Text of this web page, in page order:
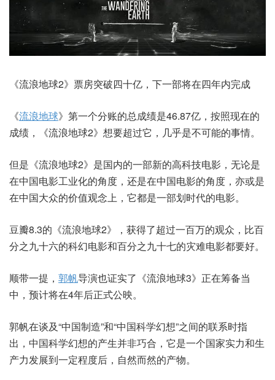
《流浪地球2》票房突破四十亿，下一部将在四年内完成
《流浪地球》第一个分账的总成绩是46.87亿，按照现在的
成绩，《流浪地球2》想要超过它，几乎是不可能的事情。
但是《流浪地球2》是国内的一部新的高科技电影，无论是
在中国电影工业化的角度，还是在中国电影的角度，亦或是
在中国大众的价值观念上，它都是一部划时代的电影。
豆瓣8.3的《流浪地球2》，获得了超过一百万的观众，比百
分之九十六的科幻电影和百分之九十七的灾难电影都要好。
顺带一提， 郭帆导演也证实了《流浪地球3》正在筹备当
中，预计将在4年后正式公映。
郭帆在谈及“中国制造”和“中国科学幻想”之间的联系时指
出，中国科学幻想的产生并非巧合，它是一个国家实力和生
产力发展到一定程度后，自然而然的产物。